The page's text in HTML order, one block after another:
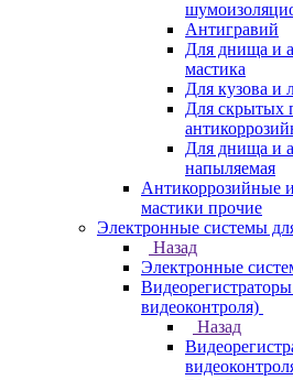
Антигравий
Для днища и
мастика
Для кузова и
Для скрытых
Для днища и
напыляемая
Антикоррозийные
мастики прочие
Электронные системы
Назад
Электронные
видеоконтроля)
Назад